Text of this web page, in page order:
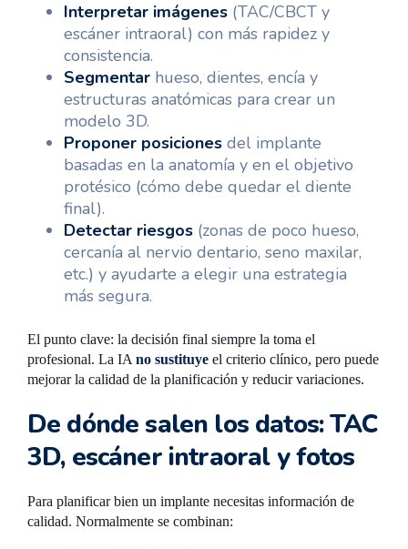
Interpretar imágenes (TAC/CBCT y
escáner intraoral) con más rapidez y
consistencia.
Segmentar hueso, dientes, encía y
estructuras anatómicas para crear un
modelo 3D.
Proponer posiciones del implante
basadas en la anatomía y en el objetivo
protésico (cómo debe quedar el diente
final).
Detectar riesgos (zonas de poco hueso,
cercanía al nervio dentario, seno maxilar,
etc.) y ayudarte a elegir una estrategia
más segura.
El punto clave: la decisión final siempre la toma el
profesional. La IA no sustituye el criterio clínico, pero puede
mejorar la calidad de la planificación y reducir variaciones.
De dónde salen los datos: TAC
3D, escáner intraoral y fotos
Para planificar bien un implante necesitas información de
calidad. Normalmente se combinan: